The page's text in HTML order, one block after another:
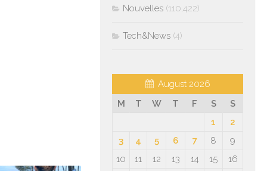
Nouvelles (110,422)
Tech&News (4)
August 2026
M
T W T F S
S
1
2
3
4 5 6 7 8
9
10
11 12 13 14 15
16